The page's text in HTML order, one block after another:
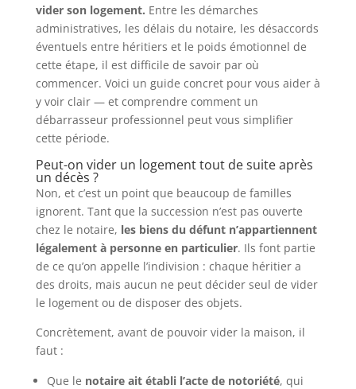
vider son logement. Entre les démarches
administratives, les délais du notaire, les désaccords
éventuels entre héritiers et le poids émotionnel de
cette étape, il est difficile de savoir par où
commencer. Voici un guide concret pour vous aider à
y voir clair — et comprendre comment un
débarrasseur professionnel peut vous simplifier
cette période.
Peut-on vider un logement tout de suite après
un décès ?
Non, et c’est un point que beaucoup de familles
ignorent. Tant que la succession n’est pas ouverte
chez le notaire, les biens du défunt n’appartiennent
légalement à personne en particulier. Ils font partie
de ce qu’on appelle l’indivision : chaque héritier a
des droits, mais aucun ne peut décider seul de vider
le logement ou de disposer des objets.
Concrètement, avant de pouvoir vider la maison, il
faut :
Que le notaire ait établi l’acte de notoriété, qui